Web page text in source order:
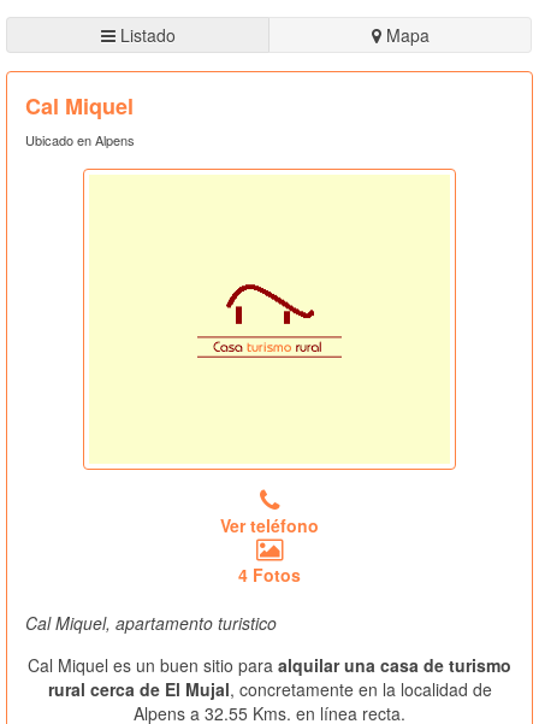
Listado Mapa
Cal Miquel
Ubicado en Alpens
Ver teléfono
4 Fotos
Cal Miquel, apartamento turistico
Cal Miquel es un buen sitio para alquilar una casa de turismo
rural cerca de El Mujal, concretamente en la localidad de
Alpens a 32.55 Kms. en línea recta.